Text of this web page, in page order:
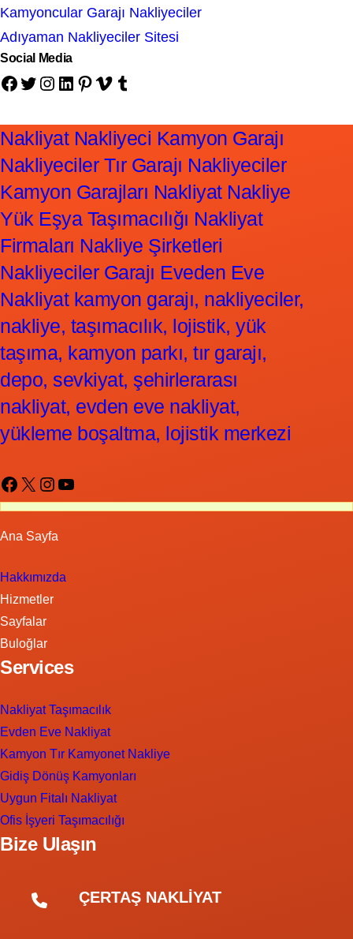
Kamyoncular Garajı Nakliyeciler
Adıyaman Nakliyeciler Sitesi
Social Media
Facebook Twitter Instagram LinkedIn Pinterest Vimeo Tumblr
Nakliyat Nakliyeci Kamyon Garajı
Nakliyeciler Tır Garajı Nakliyeciler
Kamyon Garajları Nakliyat Nakliye
Yük Eşya Taşımacılığı Nakliyat
Firmaları Nakliye Şirketleri
Nakliyeciler Garajı Eveden Eve
Nakliyat kamyon garajı, nakliyeciler,
nakliye, taşımacılık, lojistik, yük
taşıma, kamyon parkı, tır garajı,
depo, sevkiyat, şehirlerarası
nakliyat, evden eve nakliyat,
yükleme boşaltma, lojistik merkezi
Facebook X Instagram YouTube
Ana Sayfa
Hakkımızda
Hizmetler
Sayfalar
Buloğlar
Services
Nakliyat Taşımacılık
Evden Eve Nakliyat
Kamyon Tır Kamyonet Nakliye
Gidiş Dönüş Kamyonları
Uygun Fitalı Nakliyat
Ofis İşyeri Taşımacılığı
Bize Ulaşın
ÇERTAŞ NAKLİYAT